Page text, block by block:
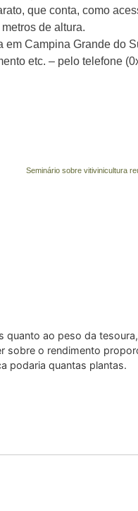
que conta, como
de altura.
Campina Grande do
etc. – pelo telefone
Seminário sobre vitivinicultura
ao peso da
o rendimento
podaria quantas plantas.